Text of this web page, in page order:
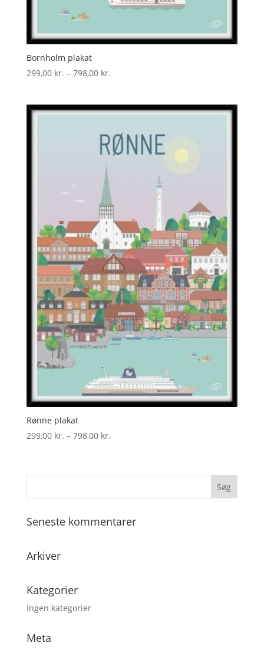
Bornholm plakat
299,00 kr. – 798,00 kr.Prisinterval:
798,00 kr.
Rønne plakat
299,00 kr. – 798,00 kr.Prisinterval:
798,00 kr.
Seneste kommentarer
Arkiver
Kategorier
Ingen kategorier
Meta